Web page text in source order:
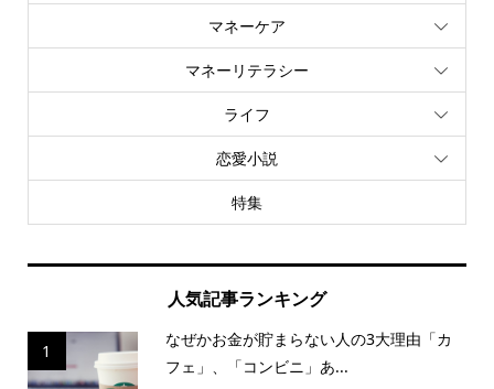
マネーケア
マネーリテラシー
ライフ
恋愛小説
特集
人気記事ランキング
1
なぜかお金が貯まらない人の3大理由「カ
フェ」、「コンビニ」あ...